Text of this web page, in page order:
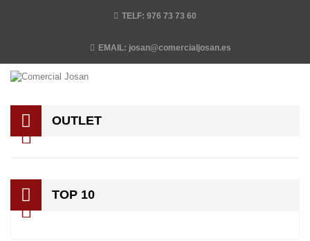
TELF: 976 73 73 60
EMAIL: josan@comercialjosan.es
OUTLET
TOP 10